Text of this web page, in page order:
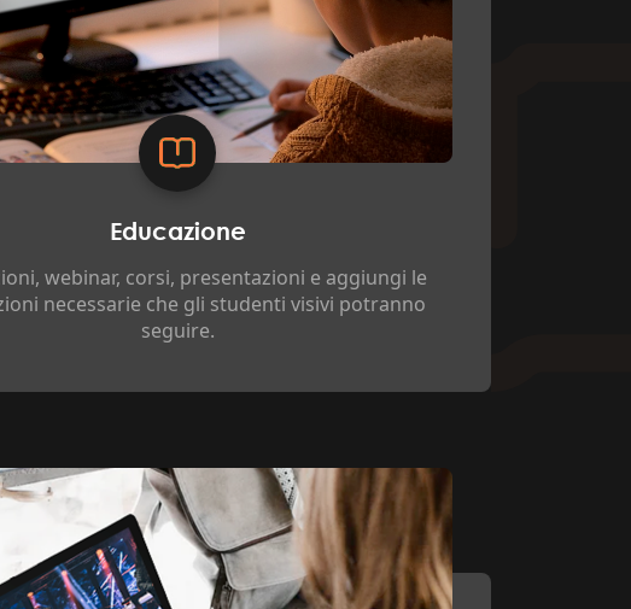
Educazione
webinar, corsi, presentazioni e aggiungi le
necessarie che gli studenti visivi potranno
seguire.